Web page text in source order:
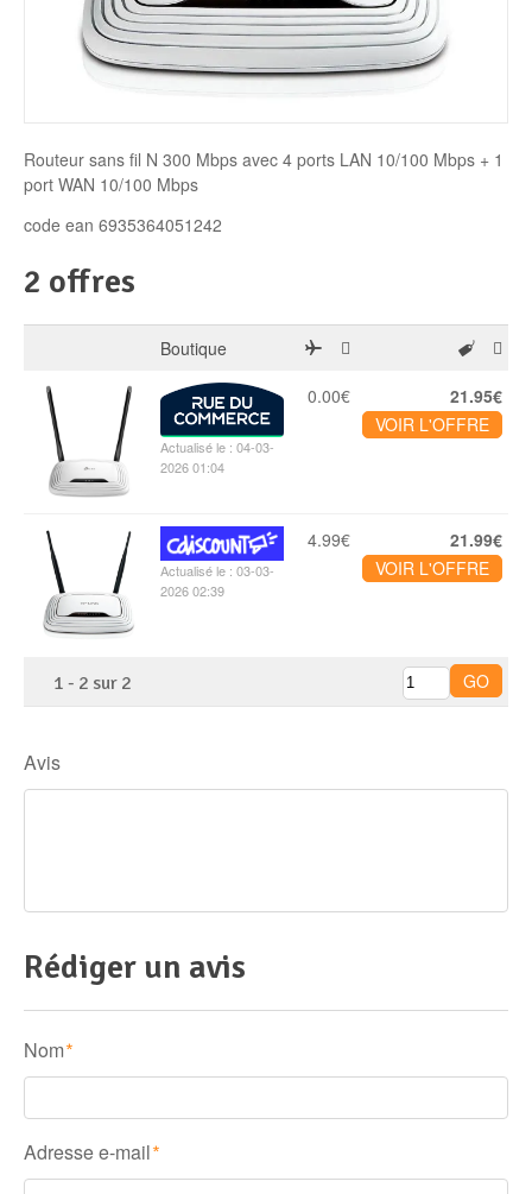
Disque SSD
Routeur sans fil N 300 Mbps avec 4 ports LAN 10/100 Mbps + 1
port WAN 10/100 Mbps
code ean 6935364051242
2 offres
Boutique
Actualisé le : 04-03-
2026 01:04
0.00€
21.95€
VOIR L'OFFRE
Actualisé le : 03-03-
2026 02:39
4.99€
21.99€
VOIR L'OFFRE
1 - 2 sur 2
Avis
Rédiger un avis
Nom *
Adresse e-mail *